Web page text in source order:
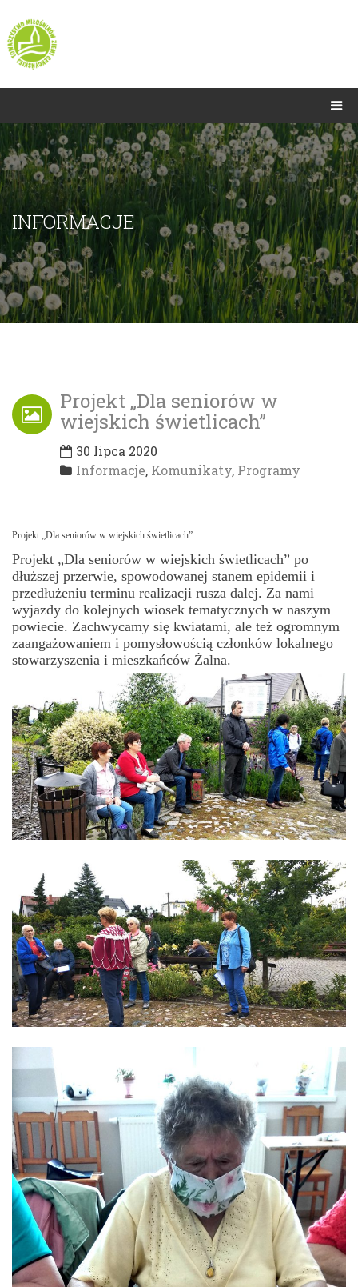
INFORMACJE
Projekt „Dla seniorów w
wiejskich świetlicach”
30 lipca 2020
Informacje, Komunikaty, Programy
Projekt „Dla seniorów w wiejskich świetlicach”
Projekt „Dla seniorów w wiejskich świetlicach” po
dłuższej przerwie, spowodowanej stanem epidemii i
przedłużeniu terminu realizacji rusza dalej. Za nami
wyjazdy do kolejnych wiosek tematycznych w naszym
powiecie. Zachwycamy się kwiatami, ale też ogromnym
zaangażowaniem i pomysłowością członków lokalnego
stowarzyszenia i mieszkańców Żalna.